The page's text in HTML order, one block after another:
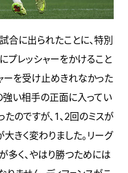
合に出られたことに、特別
プレッシャーをかけること
ーを受け止めきれなかった
強い相手の正面に入ってい
のですが、1、2回のミスが
きく変わりました。リーグ
多く、やはり勝つためには